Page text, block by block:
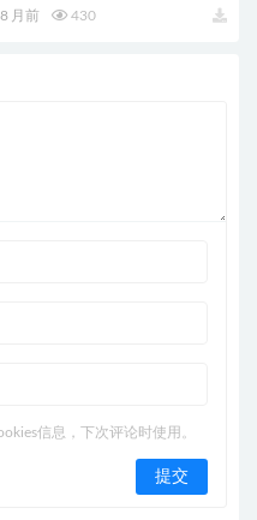
月前 430
信息，下次评论时使用。